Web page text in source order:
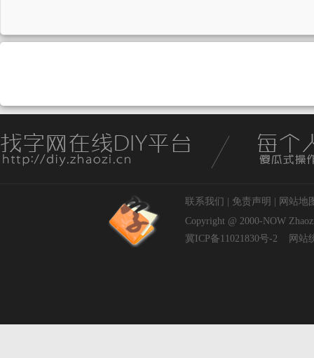
联系我们 免责声明
网站地
Copyright @ 2000-NOW
冀ICP备11021830号-2
网站